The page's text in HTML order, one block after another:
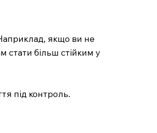
якщо ви не
стати більш стійким у
під контроль.